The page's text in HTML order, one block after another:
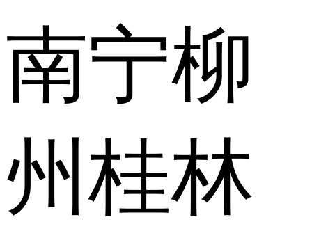
南宁柳
州桂林